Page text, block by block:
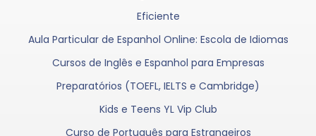
Eficiente
Aula Particular de Espanhol Online: Escola de Idiomas
Cursos de Inglês e Espanhol para Empresas
Preparatórios (TOEFL, IELTS e Cambridge)
Kids e Teens YL Vip Club
Curso de Português para Estrangeiros